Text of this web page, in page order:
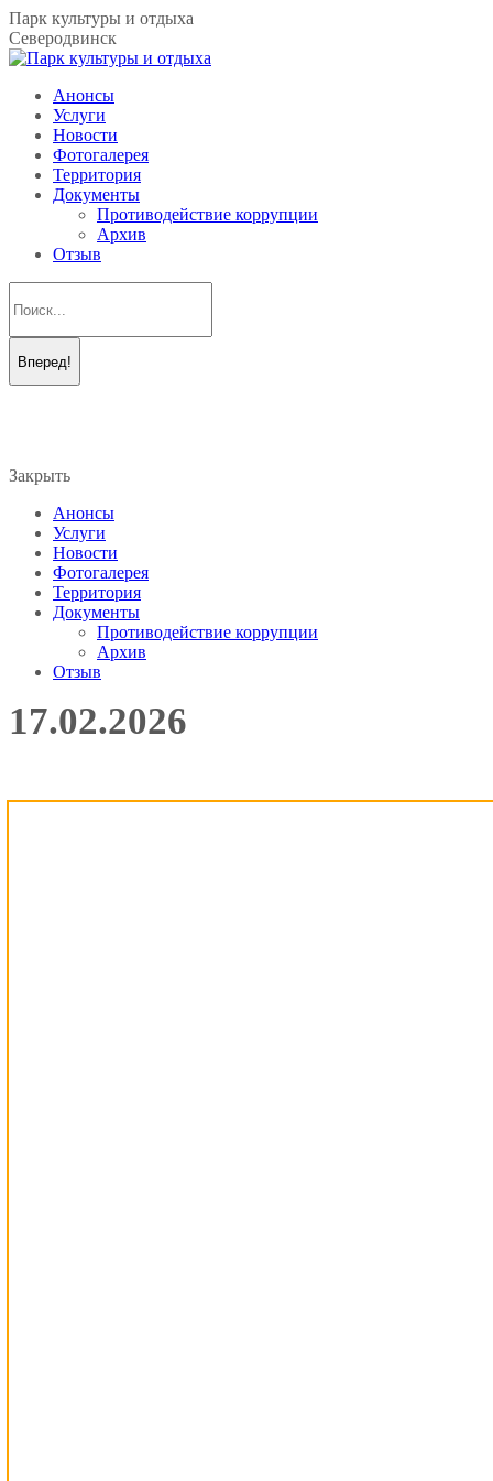
Перейти
к
содержанию
Парк культуры и отдыха
Северодвинск
Анонсы
Услуги
Новости
Фотогалерея
Территория
Документы
Противодействие коррупции
Архив
Отзыв
new
new
Закрыть
Анонсы
Услуги
Новости
Фотогалерея
Территория
Документы
Противодействие коррупции
Архив
Отзыв
17.02.2026